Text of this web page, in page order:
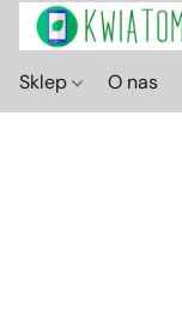
Sklep O nas